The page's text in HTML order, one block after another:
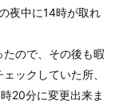
夜中に14時が取れ
ので、その後も暇
ックしていた所、
20分に変更出来ま